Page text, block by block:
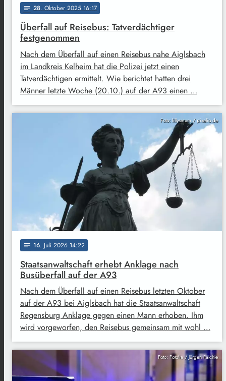
notes 28. Oktober 2025 16:17
Überfall auf Reisebus: Tatverdächtiger
festgenommen
Nach dem Überfall auf einen Reisebus nahe Aiglsbach
im Landkreis Kelheim hat die Polizei jetzt einen
Tatverdächtigen ermittelt. Wie berichtet hatten drei
Männer letzte Woche (20.10.) auf der A93 einen …
Foto: lillysmum / pixelio.de
notes 16. Juli 2026 14:22
Staatsanwaltschaft erhebt Anklage nach
Busüberfall auf der A93
Nach dem Überfall auf einen Reisebus letzten Oktober
auf der A93 bei Aiglsbach hat die Staatsanwaltschaft
Regensburg Anklage gegen einen Mann erhoben. Ihm
wird vorgeworfen, den Reisebus gemeinsam mit wohl …
Foto: Fotolia / Jürgen Fälchle